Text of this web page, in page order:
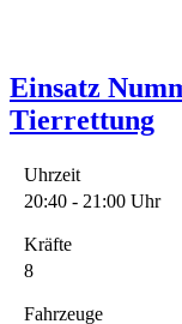
Einsatz
Tierrettung
Uhrzeit
20:40 - 21:00 Uhr
Kräfte
8
Fahrzeuge